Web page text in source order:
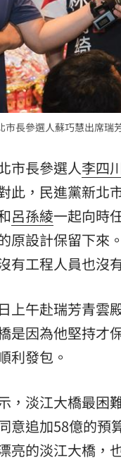
市長參選人蘇巧慧出席瑞
市長參選人李四
此，民進黨新北
呂孫綾一起向時
原設計保留下來
有工程人員也沒
上午赴瑞芳青雲
是因為他堅持才
利發包。
，淡江大橋最困
意追加58億的預
亮的淡江大橋，